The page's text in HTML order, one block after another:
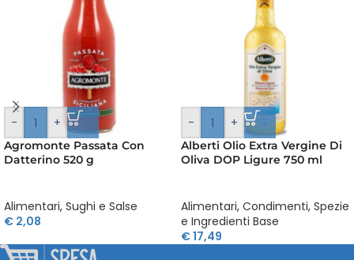
- +
Agromonte Passata Con
Datterino 520 g
Alimentari, Sughi e Salse
€ 2,08
- +
Alberti Olio Extra Vergine Di
Oliva DOP Ligure 750 ml
Alimentari, Condimenti, Spezie
e Ingredienti Base
€17,49